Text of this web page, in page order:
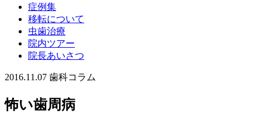
症例集
移転について
虫歯治療
院内ツアー
院長あいさつ
2016.11.07 歯科コラム
怖い歯周病